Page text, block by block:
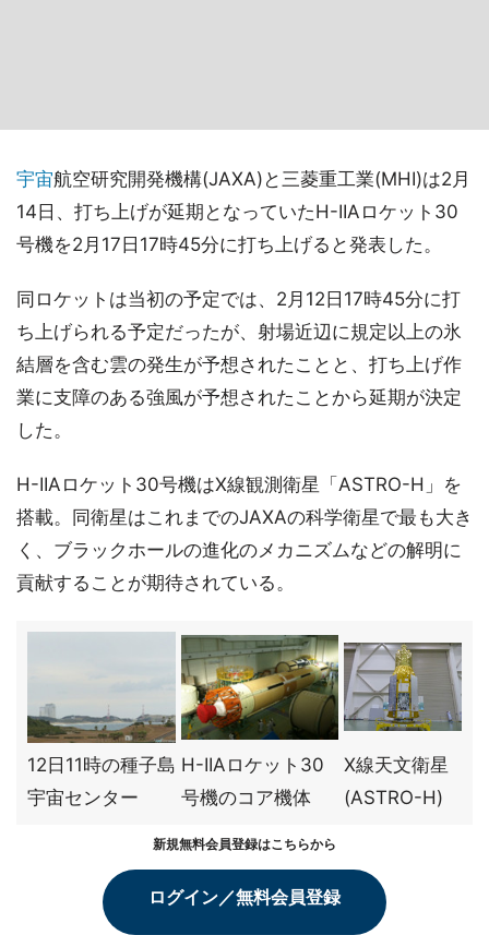
宇宙航空研究開発機構(JAXA)と三菱重工業(MHI)は2月
14日、打ち上げが延期となっていたH-IIAロケット30
号機を2月17日17時45分に打ち上げると発表した。
同ロケットは当初の予定では、2月12日17時45分に打
ち上げられる予定だったが、射場近辺に規定以上の氷
結層を含む雲の発生が予想されたことと、打ち上げ作
業に支障のある強風が予想されたことから延期が決定
した。
H-IIAロケット30号機はX線観測衛星「ASTRO-H」を
搭載。同衛星はこれまでのJAXAの科学衛星で最も大き
く、ブラックホールの進化のメカニズムなどの解明に
貢献することが期待されている。
12日11時の種子島
宇宙センター
H-IIAロケット30
号機のコア機体
X線天文衛星
(ASTRO-H)
新規無料会員登録はこちらから
ログイン／無料会員登録